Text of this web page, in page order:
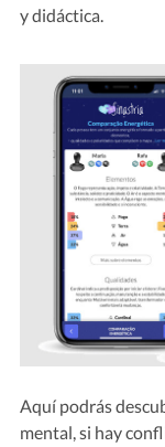
y didáctica.
Aquí podrás
mental, si hay